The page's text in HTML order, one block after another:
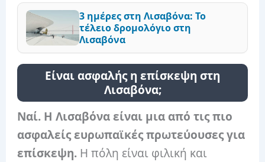
3 ημέρες στη Λισαβόνα: Το
τέλειο δρομολόγιο στη
Λισαβόνα
Είναι ασφαλής η επίσκεψη στη
Λισαβόνα;
Ναί. Η Λισαβόνα είναι μια από τις πιο
ασφαλείς ευρωπαϊκές πρωτεύουσες για
επίσκεψη. Η πόλη είναι φιλική και